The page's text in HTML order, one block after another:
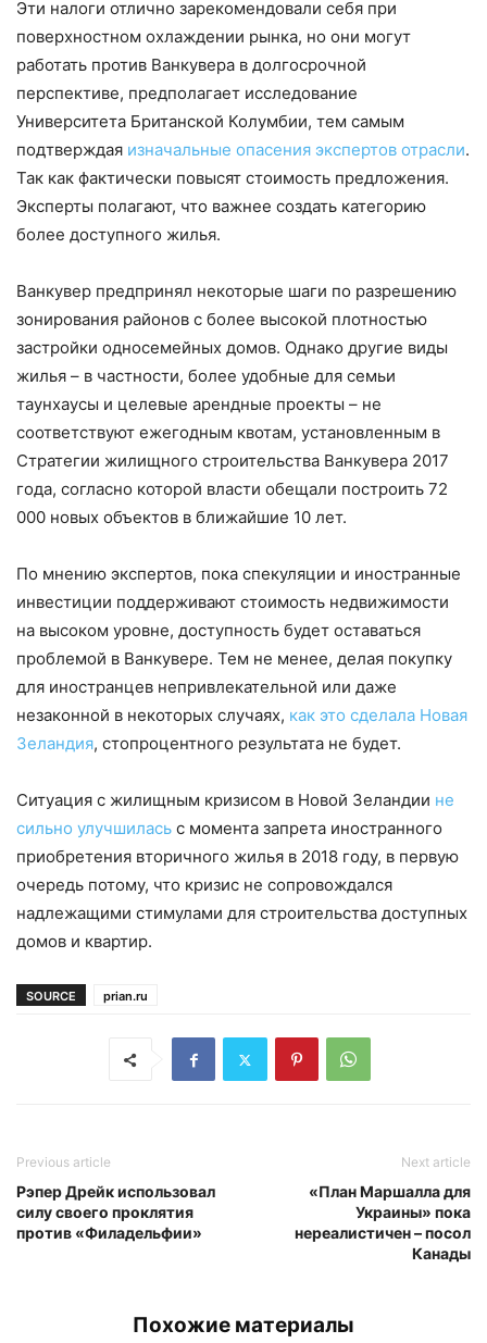
Эти налоги отлично зарекомендовали себя при
поверхностном охлаждении рынка, но они могут
работать против Ванкувера в долгосрочной
перспективе, предполагает исследование
Университета Британской Колумбии, тем самым
подтверждая изначальные опасения экспертов отрасли.
Так как фактически повысят стоимость предложения.
Эксперты полагают, что важнее создать категорию
более доступного жилья.
Ванкувер предпринял некоторые шаги по разрешению
зонирования районов с более высокой плотностью
застройки односемейных домов. Однако другие виды
жилья – в частности, более удобные для семьи
таунхаусы и целевые арендные проекты – не
соответствуют ежегодным квотам, установленным в
Стратегии жилищного строительства Ванкувера 2017
года, согласно которой власти обещали построить 72
000 новых объектов в ближайшие 10 лет.
По мнению экспертов, пока спекуляции и иностранные
инвестиции поддерживают стоимость недвижимости
на высоком уровне, доступность будет оставаться
проблемой в Ванкувере. Тем не менее, делая покупку
для иностранцев непривлекательной или даже
незаконной в некоторых случаях, как это сделала Новая
Зеландия, стопроцентного результата не будет.
Ситуация с жилищным кризисом в Новой Зеландии не
сильно улучшилась с момента запрета иностранного
приобретения вторичного жилья в 2018 году, в первую
очередь потому, что кризис не сопровождался
надлежащими стимулами для строительства доступных
домов и квартир.
SOURCE prian.ru
Previous article
Рэпер Дрейк использовал
силу своего проклятия
против «Филадельфии»
Next article
«План Маршалла для
Украины» пока
нереалистичен – посол
Канады
Похожие материалы